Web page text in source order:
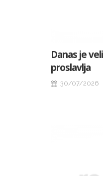
Danas je
proslavlja
30/07/2026